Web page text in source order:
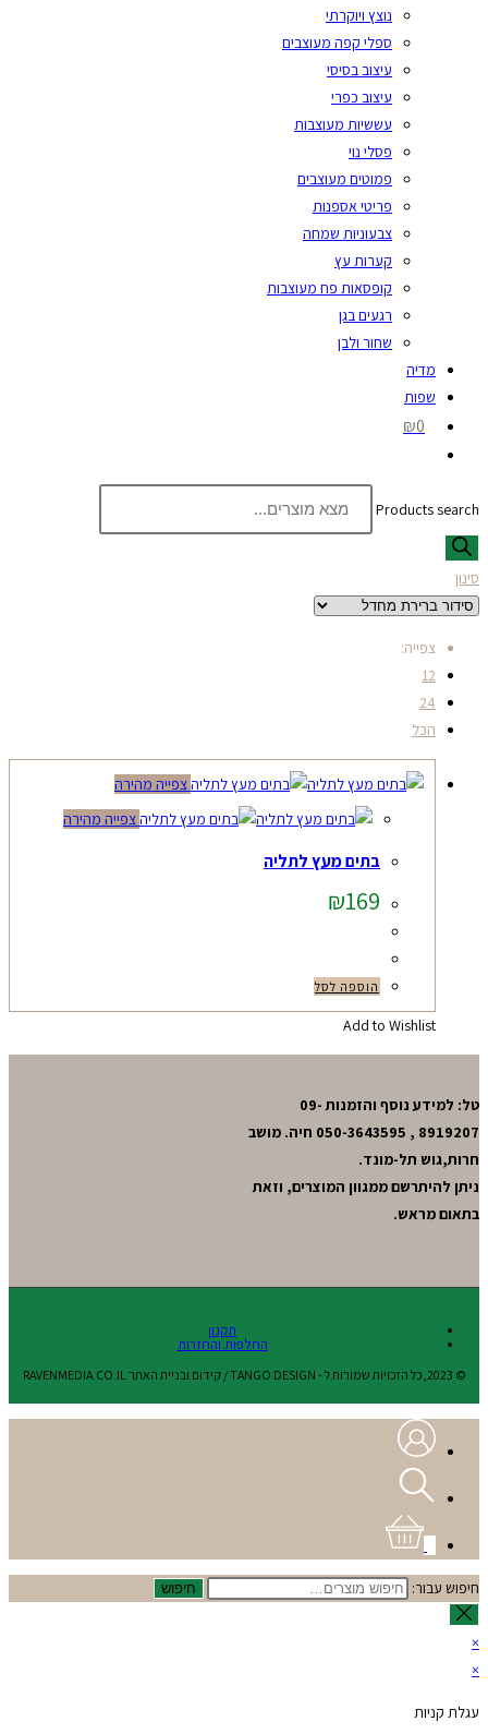
נוצץ ויוקרתי
ספלי קפה מעוצבים
עיצוב בסיסי
עיצוב כפרי
עששיות מעוצבות
פסלי נוי
פמוטים מעוצבים
פריטי אספנות
צבעוניות שמחה
קערות עץ
קופסאות פח מעוצבות
רגעים בגן
שחור ולבן
מדיה
שפות
₪0
Products search
סינון
צפייה:
12
24
הכל
צפייה מהירה
צפייה מהירה
בתים מעץ לתליה
₪169
הוספה לסל
Add to Wishlist
טל: למידע נוסף והזמנות 09-
8919207 , 050-3643595 חיה. מושב
חרות,גוש תל-מונד.
ניתן להיתרשם ממגוון המוצרים, וזאת
בתאום מראש.
תקנון
החלפות והחזרות
© 2023,כל הזכויות שמורות ל - TANGO DESIGN / קידום ובניית האתר RAVENMEDIA.CO.IL
חיפוש עבור: חיפוש
×
×
עגלת קניות